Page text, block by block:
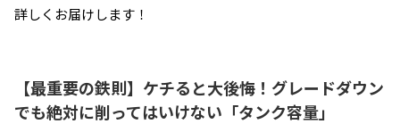
詳しくお届けします！
【最重要の鉄則】ケチると大後悔！グレードダウン
でも絶対に削ってはいけない「タンク容量」